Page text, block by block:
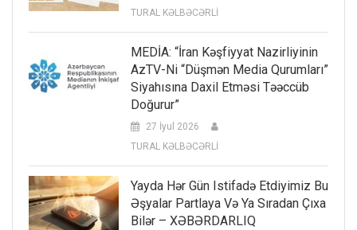
TURAL KƏLBƏCƏRLİ
MEDİA: “İran Kəşfiyyat Nazirliyinin
AzTV-Ni “düşmən Media Qurumları”
Siyahısına Daxil Etməsi Təəccüb
Doğurur”
27 İyul 2026
TURAL KƏLBƏCƏRLİ
Yayda Hər Gün Istifadə Etdiyimiz Bu
Əşyalar Partlaya Və Ya Sıradan Çıxa
Bilər – XƏBƏRDARLIQ